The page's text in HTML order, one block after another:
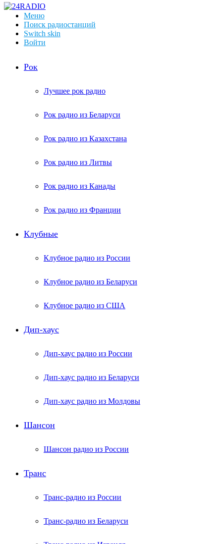
Меню
Поиск радиостанций
Switch skin
Войти
Рок
Лучшее рок радио
Рок радио из Беларуси
Рок радио из Казахстана
Рок радио из Литвы
Рок радио из Канады
Рок радио из Франции
Клубные
Клубное радио из России
Клубное радио из Беларуси
Клубное радио из США
Дип-хаус
Дип-хаус радио из России
Дип-хаус радио из Беларуси
Дип-хаус радио из Молдовы
Шансон
Шансон радио из России
Транс
Транс-радио из России
Транс-радио из Беларуси